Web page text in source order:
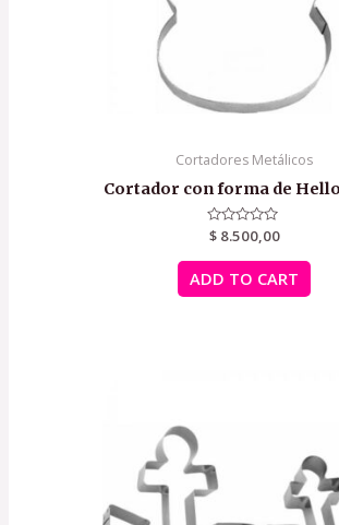
Cortadores Metálicos
Cortador con forma de
Rated
out
of
5
$8.500,00
ADD TO CART